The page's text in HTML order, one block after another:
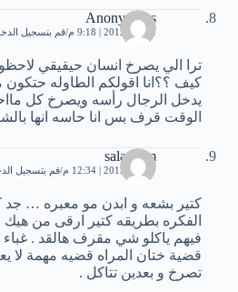
Anonymous
5 مايو، 2012 | 9:18 م قم بتسجيل
ترا الي يصرخ انسان حيقيقي
كيف ؟؟انا اقولكم الطاوله
يدخل الرجال رأسه ويصرخ كل
الوقت قرف بس انا حاسه انها
salaaaam
7 مايو، 2012 | 12:34 م قم بتسجيل
كتير بشعه و ابدن مو معبره … جد
الفكره بطريقه كتير ارقى من
فيهم ياكلو شي مقرف هالقد .
قضية ختان المراه قضيه مهمة لا
تصرخ و بعدين تتاكل .